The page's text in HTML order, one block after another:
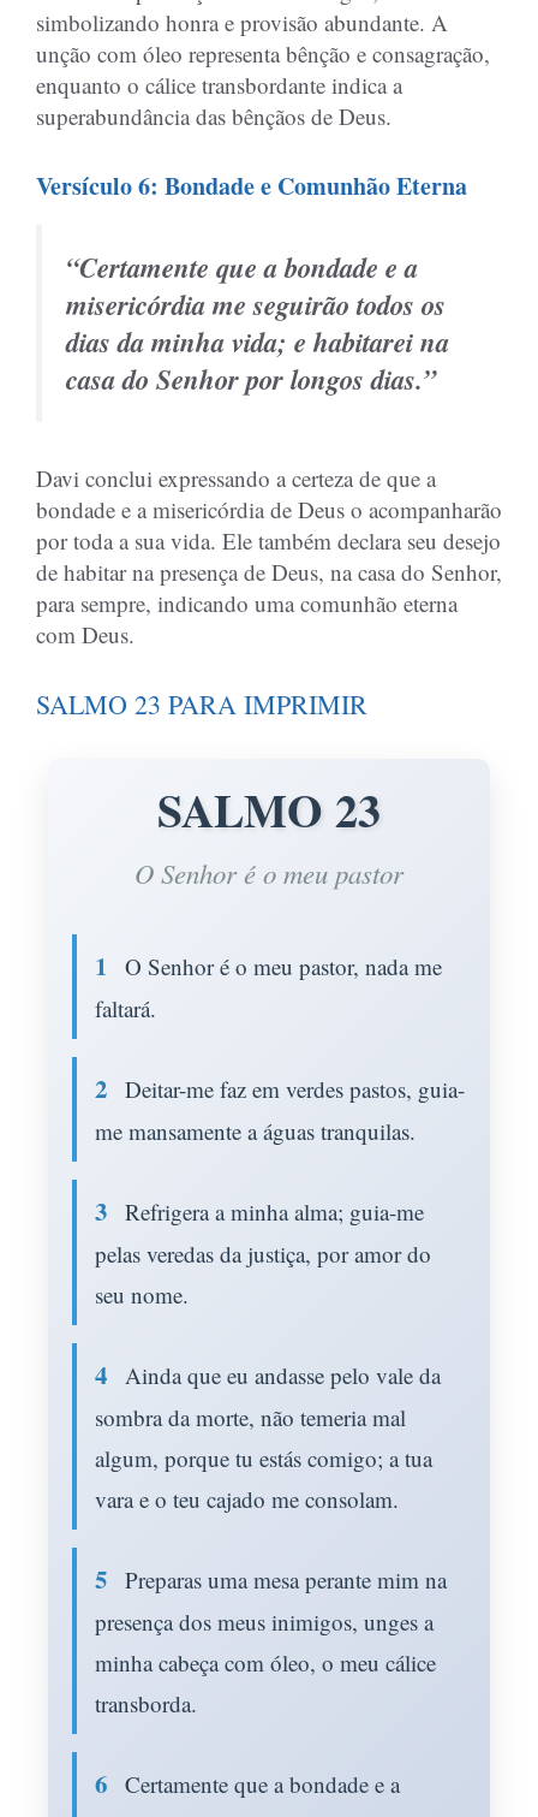
simbolizando honra e provisão abundante. A
unção com óleo representa bênção e consagração,
enquanto o cálice transbordante indica a
superabundância das bênçãos de Deus.
Versículo 6: Bondade e Comunhão Eterna
“Certamente que a bondade e a
misericórdia me seguirão todos os
dias da minha vida; e habitarei na
casa do Senhor por longos dias.”
Davi conclui expressando a certeza de que a
bondade e a misericórdia de Deus o acompanharão
por toda a sua vida. Ele também declara seu desejo
de habitar na presença de Deus, na casa do Senhor,
para sempre, indicando uma comunhão eterna
com Deus.
SALMO 23 PARA IMPRIMIR
SALMO 23
O Senhor é o meu pastor
1 O Senhor é o meu pastor, nada me
faltará.
2 Deitar-me faz em verdes pastos, guia-
me mansamente a águas tranquilas.
3 Refrigera a minha alma; guia-me
pelas veredas da justiça, por amor do
seu nome.
4 Ainda que eu andasse pelo vale da
sombra da morte, não temeria mal
algum, porque tu estás comigo; a tua
vara e o teu cajado me consolam.
5 Preparas uma mesa perante mim na
presença dos meus inimigos, unges a
minha cabeça com óleo, o meu cálice
transborda.
6 Certamente que a bondade e a